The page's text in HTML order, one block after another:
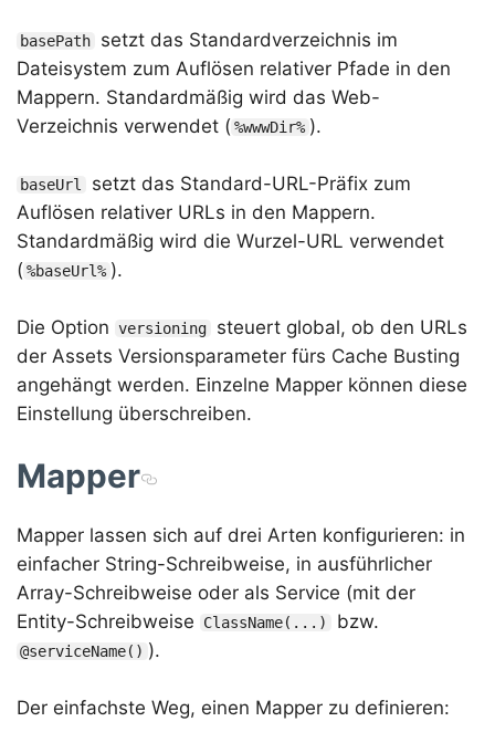
basePath
setzt das Standardverzeichnis im
Dateisystem zum Auflösen relativer Pfade in den
Mappern. Standardmäßig wird das Web-
Verzeichnis verwendet ( %wwwDir% ).
baseUrl
setzt das Standard-URL-Präfix zum
Auflösen relativer URLs in den Mappern.
Standardmäßig wird die Wurzel-URL verwendet
( %baseUrl% ).
Die Option versioning
steuert global, ob den URLs
der Assets Versionsparameter fürs Cache Busting
angehängt werden. Einzelne Mapper können diese
Einstellung überschreiben.
Mapper
Mapper lassen sich auf drei Arten konfigurieren: in
einfacher String-Schreibweise, in ausführlicher
Array-Schreibweise oder als Service (mit der
Entity-Schreibweise
ClassName(...) bzw.
@serviceName() ).
Der einfachste Weg, einen Mapper zu definieren: